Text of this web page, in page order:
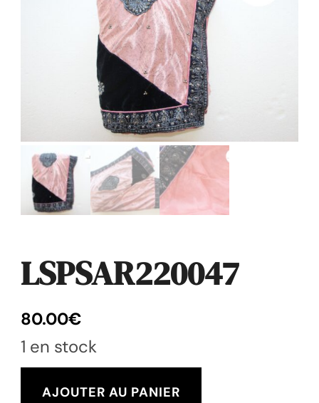
LSPSAR220047
80.00€
1 en stock
quantité
AJOUTER AU PANIER